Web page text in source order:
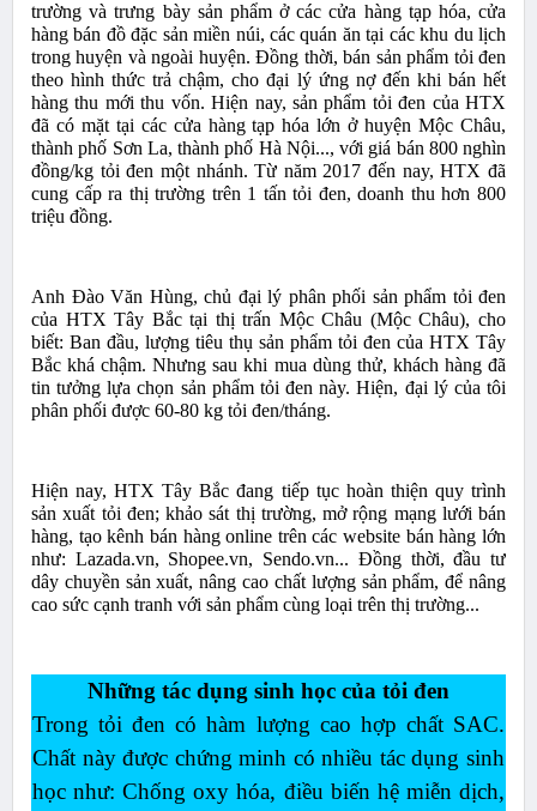
trường và trưng bày sản phẩm ở các cửa hàng tạp hóa, cửa
hàng bán đồ đặc sản miền núi, các quán ăn tại các khu du lịch
trong huyện và ngoài huyện. Đồng thời, bán sản phẩm tỏi đen
theo hình thức trả chậm, cho đại lý ứng nợ đến khi bán hết
hàng thu mới thu vốn. Hiện nay, sản phẩm tỏi đen của HTX
đã có mặt tại các cửa hàng tạp hóa lớn ở huyện Mộc Châu,
thành phố Sơn La, thành phố Hà Nội..., với giá bán 800 nghìn
đồng/kg tỏi đen một nhánh. Từ năm 2017 đến nay, HTX đã
cung cấp ra thị trường trên 1 tấn tỏi đen, doanh thu hơn 800
triệu đồng.
Anh Đào Văn Hùng, chủ đại lý phân phối sản phẩm tỏi đen
của HTX Tây Bắc tại thị trấn Mộc Châu (Mộc Châu), cho
biết: Ban đầu, lượng tiêu thụ sản phẩm tỏi đen của HTX Tây
Bắc khá chậm. Nhưng sau khi mua dùng thử, khách hàng đã
tin tưởng lựa chọn sản phẩm tỏi đen này. Hiện, đại lý của tôi
phân phối được 60-80 kg tỏi đen/tháng.
Hiện nay, HTX Tây Bắc đang tiếp tục hoàn thiện quy trình
sản xuất tỏi đen; khảo sát thị trường, mở rộng mạng lưới bán
hàng, tạo kênh bán hàng online trên các website bán hàng lớn
như: Lazada.vn, Shopee.vn, Sendo.vn... Đồng thời, đầu tư
dây chuyền sản xuất, nâng cao chất lượng sản phẩm, để nâng
cao sức cạnh tranh với sản phẩm cùng loại trên thị trường...
Những tác dụng sinh học của tỏi đen
Trong tỏi đen có hàm lượng cao hợp chất SAC.
Chất này được chứng minh có nhiều tác dụng sinh
học như: Chống oxy hóa, điều biến hệ miễn dịch,